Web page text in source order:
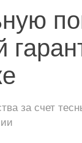
за счет